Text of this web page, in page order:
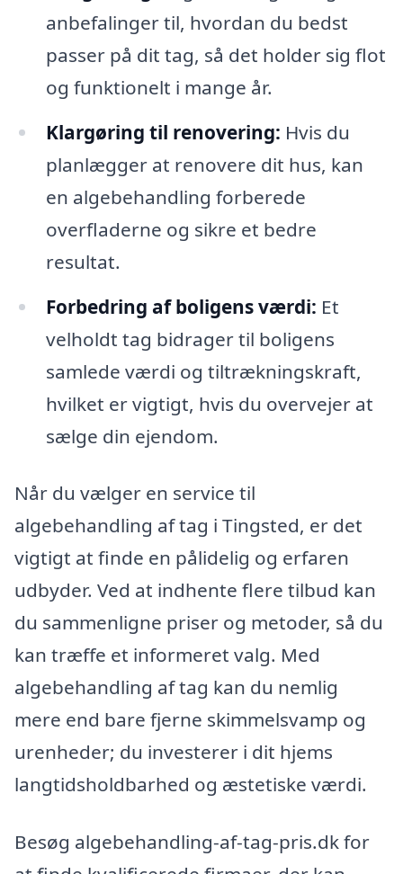
anbefalinger til, hvordan du bedst
passer på dit tag, så det holder sig flot
og funktionelt i mange år.
Klargøring til renovering: Hvis du
planlægger at renovere dit hus, kan
en algebehandling forberede
overfladerne og sikre et bedre
resultat.
Forbedring af boligens værdi: Et
velholdt tag bidrager til boligens
samlede værdi og tiltrækningskraft,
hvilket er vigtigt, hvis du overvejer at
sælge din ejendom.
Når du vælger en service til
algebehandling af tag i Tingsted, er det
vigtigt at finde en pålidelig og erfaren
udbyder. Ved at indhente flere tilbud kan
du sammenligne priser og metoder, så du
kan træffe et informeret valg. Med
algebehandling af tag kan du nemlig
mere end bare fjerne skimmelsvamp og
urenheder; du investerer i dit hjems
langtidsholdbarhed og æstetiske værdi.
Besøg algebehandling-af-tag-pris.dk for